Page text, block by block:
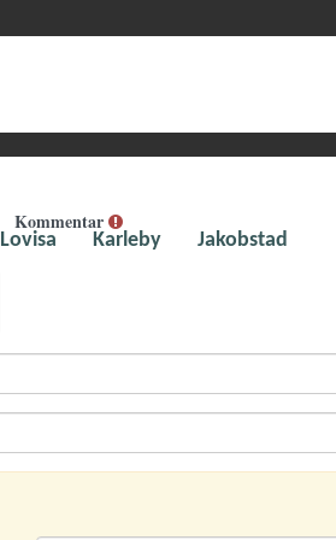
Lovisa Karleby Jakobstad
Kommentar